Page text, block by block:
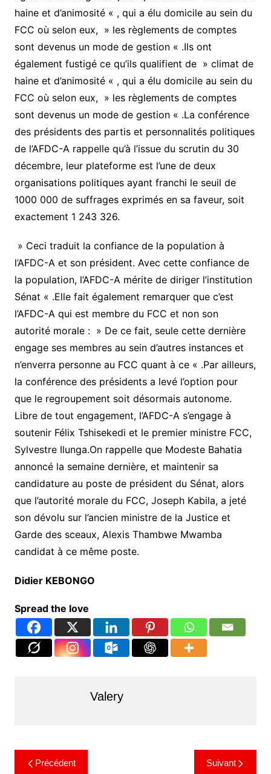
haine et d’animosité « , qui a élu domicile au sein du
FCC où selon eux, » les règlements de comptes
sont devenus un mode de gestion « .Ils ont
également fustigé ce qu’ils qualifient de » climat de
haine et d’animosité « , qui a élu domicile au sein du
FCC où selon eux, » les règlements de comptes
sont devenus un mode de gestion « .La conférence
des présidents des partis et personnalités politiques
de l’AFDC-A rappelle qu’à l’issue du scrutin du 30
décembre, leur plateforme est l’une de deux
organisations politiques ayant franchi le seuil de
1000 000 de suffrages exprimés en sa faveur, soit
exactement 1 243 326.
» Ceci traduit la confiance de la population à
l’AFDC-A et son président. Avec cette confiance de
la population, l’AFDC-A mérite de diriger l’institution
Sénat « .Elle fait également remarquer que c’est
l’AFDC-A qui est membre du FCC et non son
autorité morale : » De ce fait, seule cette dernière
engage ses membres au sein d’autres instances et
n’enverra personne au FCC quant à ce « .Par ailleurs,
la conférence des présidents a levé l’option pour
que le regroupement soit désormais autonome.
Libre de tout engagement, l’AFDC-A s’engage à
soutenir Félix Tshisekedi et le premier ministre FCC,
Sylvestre Ilunga.On rappelle que Modeste Bahatia
annoncé la semaine dernière, et maintenir sa
candidature au poste de président du Sénat, alors
que l’autorité morale du FCC, Joseph Kabila, a jeté
son dévolu sur l’ancien ministre de la Justice et
Garde des sceaux, Alexis Thambwe Mwamba
candidat à ce même poste.
Didier KEBONGO
Spread the love
Valery
Précédent Suivant